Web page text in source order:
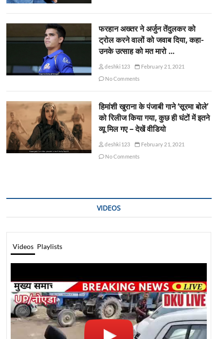
फरहान अख्तर ने अर्जुन तेंदुलकर को
ट्रोल करने वालों को जवाब दिया, कहा-
उनके उत्साह को मत मारो …
deshki123
February 21, 2021
No Comments
हिमांशी खुराना के पंजाबी गाने ‘सूरमा बोले’
को रिलीज किया गया, कुछ ही घंटों में इतने
व्यू मिल गए – देखें वीडियो
deshki123
February 21, 2021
No Comments
VIDEOS
Videos Playlists